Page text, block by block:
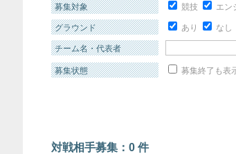
募集対象 競技 エン
グラウンド あり なし
チーム名・代表者
募集状態 募集終了も表
対戦相手募集：0 件